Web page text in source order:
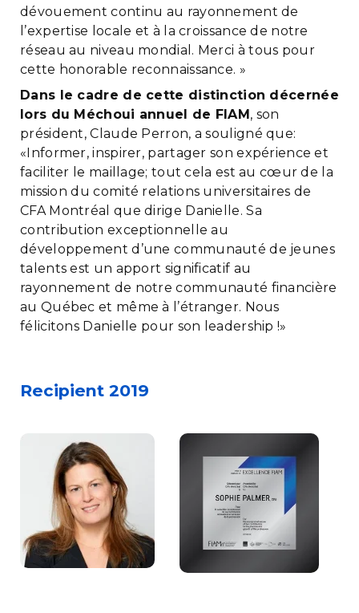
dévouement continu au rayonnement de
l’expertise locale et à la croissance de notre
réseau au niveau mondial. Merci à tous pour
cette honorable reconnaissance. »
Dans le cadre de cette distinction décernée
lors du Méchoui annuel de FIAM, son
président, Claude Perron, a souligné que:
«Informer, inspirer, partager son expérience et
faciliter le maillage; tout cela est au cœur de la
mission du comité relations universitaires de
CFA Montréal que dirige Danielle. Sa
contribution exceptionnelle au
développement d’une communauté de jeunes
talents est un apport significatif au
rayonnement de notre communauté financière
au Québec et même à l’étranger. Nous
félicitons Danielle pour son leadership !»
Recipient 2019